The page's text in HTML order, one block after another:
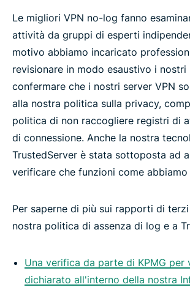
Le migliori VPN no-log fanno
attività da gruppi di esperti
motivo abbiamo incaricato
revisionare in modo esaustivo i nostri
confermare che i nostri server VPN
alla nostra politica sulla privacy,
politica di non raccogliere registri di
di connessione. Anche la nostra
TrustedServer è stata sottoposta ad
verificare che funzioni come
Per saperne di più sui rapporti di
nostra politica di assenza di log e a
Una verifica da parte di KPMG per
dichiarato all'interno della nostra